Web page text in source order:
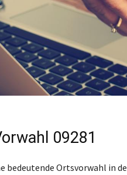
09281
bedeutende Ortsvorwahl in